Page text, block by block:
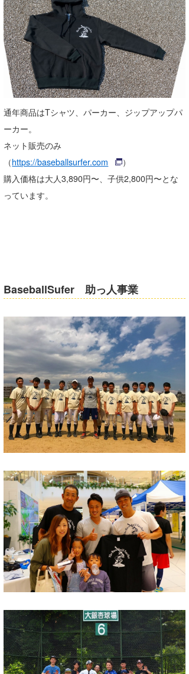
通年商品はTシャツ、パーカー、ジップアップパ
ーカー。
ネット販売のみ
（https://baseballsurfer.com
）
購入価格は大人3,890円〜、子供2,800円〜とな
っています。
BaseballSufer 助っ人事業
OYZ
S.K
Soulman
VAGY
waka☆=
YUKI☆
たっちー
ハンマー
唐澤予報士
SancheZ
ゴン
米山予報士
wanda
予報士 hiro.
banpaku
Mr.K
chappy
Romisea